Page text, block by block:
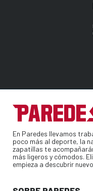
En Paredes llevamos
poco más al deporte, la
zapatillas te
más ligeros y cómodos.
empieza a descubrir